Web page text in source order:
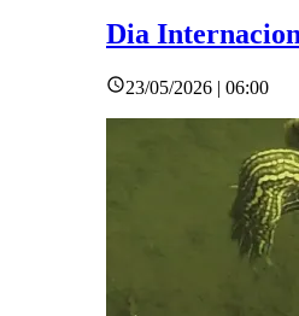
Dia
23/05/2026 | 06:00